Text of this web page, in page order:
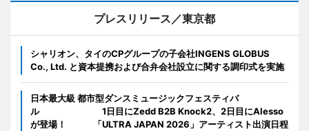
プレスリリース／東京都
シャリオン、タイのCPグループの子会社INGENS GLOBUS
Co., Ltd. と資本提携および合弁会社設立に関する調印式を実施
日本最大級 都市型ダンスミュージックフェスティバ
ル 1日目にZedd B2B Knock2、2日目にAlesso
が登場！ 「ULTRA JAPAN 2026」アーティスト出演日程